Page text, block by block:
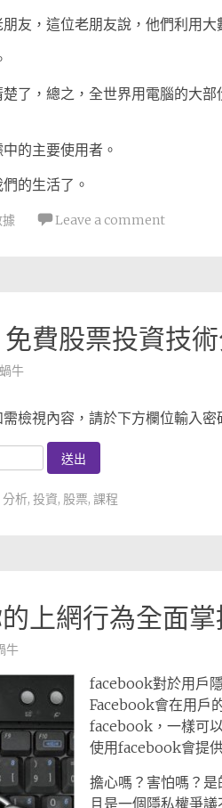
友，這位老朋友說，他們利用大
了，總之，全世界用電腦的大
的主要使用者。
的生活了。
Leave a comment
費股票投資技
蝸牛
檢視內容，請於下方欄位輸入密
分析, 投資, 股票, 課程
上網行為全面掌
牛
facebook對於用戶
Facebook會在用戶
facebook，一樣可
使用facebook會提
擔心嗎？害怕嗎？
且是一個隱私權爭